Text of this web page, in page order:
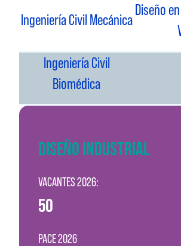
Ingeniería Civil Mecánica
Diseño
Ingeniería Civil
Biomédica
DISEÑO INDUSTRIAL
VACANTES 2026:
50
PACE 2026